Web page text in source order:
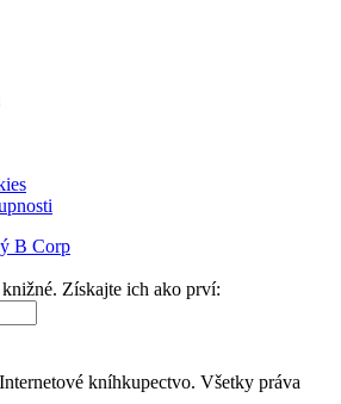
B Corp
Získajte ich ako prví:
kníhkupectvo. Všetky práva